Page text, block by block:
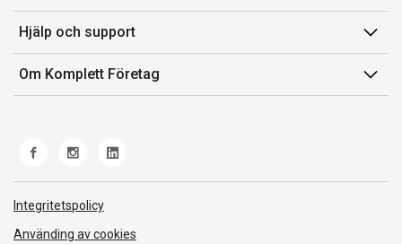
Orderhistorik
Fakturor & Kvitton
Inköpslistor
Försäljningsvillkor
Villkor för Komplett Företag Plus
Felsökning & guider
Hjälp och support
Kontakta oss
Kundservice
Frakt och leverans
Om Komplett Företag
Integritetspolicy
Använding av cookies